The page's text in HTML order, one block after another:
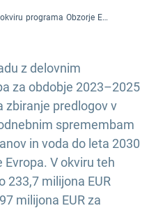
Misije EU v okviru programa Obzorje Evropa: skoraj 124 milijonov evrov na voljo v okviru razpisov za prilagajanje podnebnim spremembam
z delovnim
za obdobje 2023–2025
zbiranje predlogov v
spremembam
in voda do leta 2030
V okviru teh
233,7 milijona EUR
milijona EUR za